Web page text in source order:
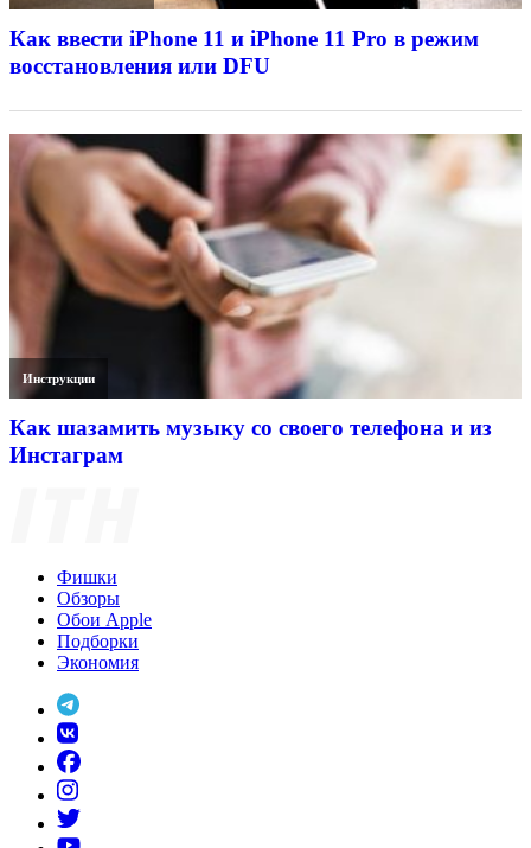
Как ввести iPhone 11 и iPhone 11 Pro в режим
восстановления или DFU
Инструкции
Как шазамить музыку со своего телефона и из
Инстаграм
Фишки
Обзоры
Обои Apple
Подборки
Экономия